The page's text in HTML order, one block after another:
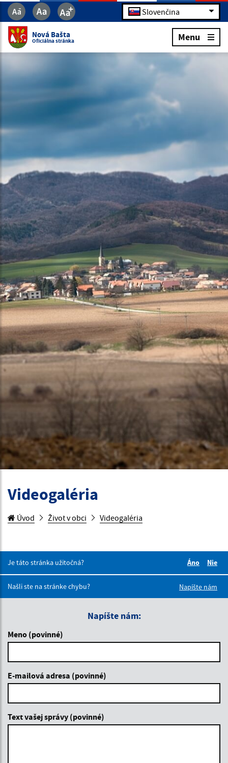
Slovenčina
Nová Bašta
Oficiálna stránka Menu
Videogaléria
Úvod Život v obci Videogaléria
Je táto stránka užitočná?
Áno
Nie
Našli ste na stránke chybu?
Napíšte nám
Napíšte nám:
Meno (povinné)
E-mailová adresa (povinné)
Text vašej správy (povinné)